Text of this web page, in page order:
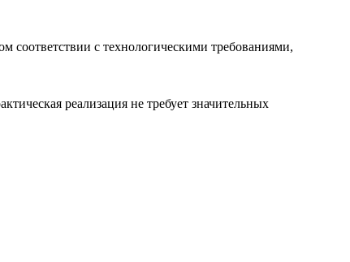
с технологическими требованиями,
реализация не требует значительных